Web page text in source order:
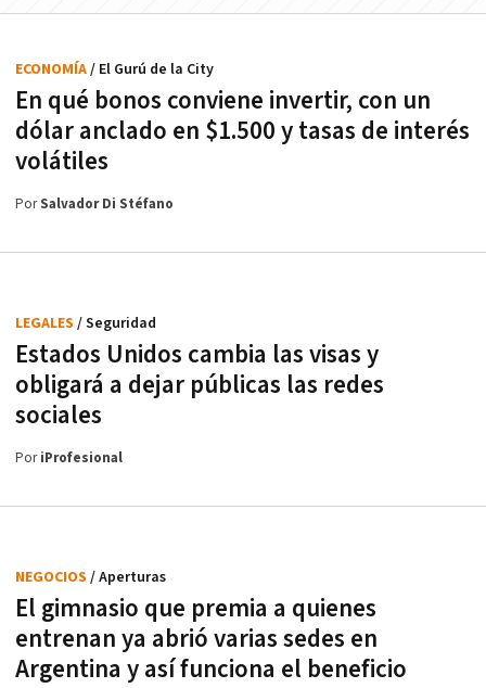
En qué bonos conviene invertir, con un
dólar anclado en $1.500 y tasas de interés
volátiles
ECONOMÍA/ El Gurú de la City
PorSalvador Di Stéfano
Estados Unidos cambia las visas y
obligará a dejar públicas las redes
sociales
LEGALES / Seguridad
PoriProfesional
El gimnasio que premia a quienes
entrenan ya abrió varias sedes en
Argentina y así funciona el beneficio
NEGOCIOS / Aperturas